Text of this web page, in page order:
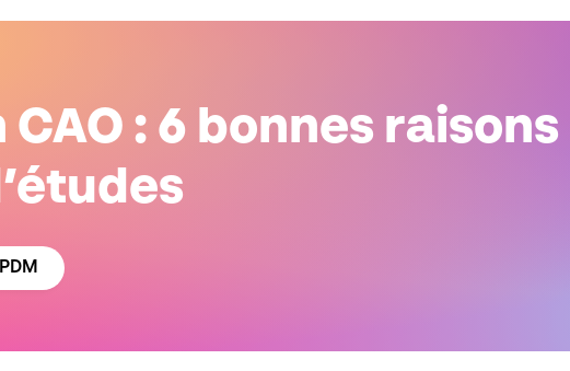
: 6 bonnes